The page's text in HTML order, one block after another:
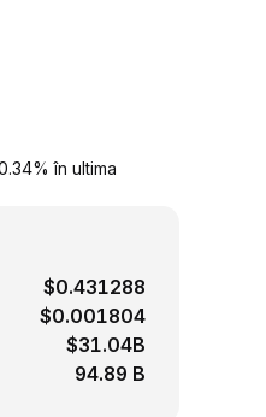
în ultima
$0.431288
$0.001804
$31.04B
94.89 B